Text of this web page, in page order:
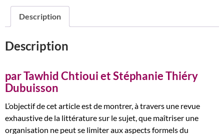
Janus
du
interne
ou
de
ses
Description
Description
par Tawhid Chtioui et Stéphanie Thiéry
Dubuisson
L’objectif de cet article est de montrer, à travers une revue
exhaustive de la littérature sur le sujet, que maîtriser une
organisation ne peut se limiter aux aspects formels du